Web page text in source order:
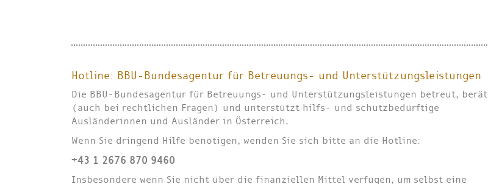
Hotline: BBU-Bundesagentur für Betreuungs- und Unterstützungsleistungen
Die BBU-Bundesagentur für Betreuungs- und Unterstützungsleistungen betreut, berät
(auch bei rechtlichen Fragen) und unterstützt hilfs- und schutzbedürftige
Ausländerinnen und Ausländer in Österreich.
Wenn Sie dringend Hilfe benötigen, wenden Sie sich bitte an die Hotline:
+43 1 2676 870 9460
Insbesondere wenn Sie nicht über die finanziellen Mittel verfügen, um selbst eine